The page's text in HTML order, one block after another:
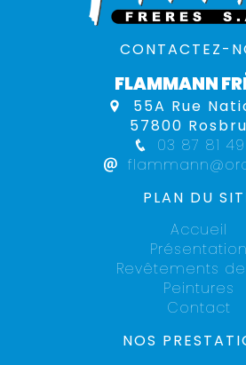
CONTACTEZ-
FLAMMANN
55A Rue
57800
03 87 81 49
PLAN DU
Accueil
Présentation
Revêtements
Contact
Peintures
NOS